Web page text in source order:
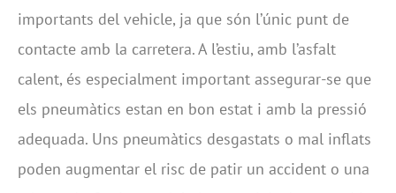
importants del vehicle, ja que són l’únic punt de
contacte amb la carretera. A l’estiu, amb l’asfalt
calent, és especialment important assegurar-se que
els pneumàtics estan en bon estat i amb la pressió
adequada. Uns pneumàtics desgastats o mal inflats
poden augmentar el risc de patir un accident o una